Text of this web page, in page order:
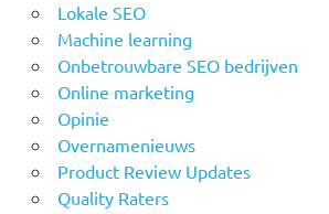
Lokale SEO
Machine learning
Onbetrouwbare SEO bedrijven
Online marketing
Opinie
Overnamenieuws
Product Review Updates
Quality Raters